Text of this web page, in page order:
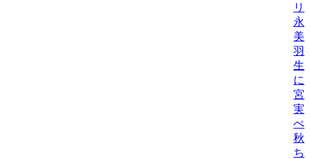
リ
永
美
羽
生/
に
宮
実/
ぺ
秋
ち